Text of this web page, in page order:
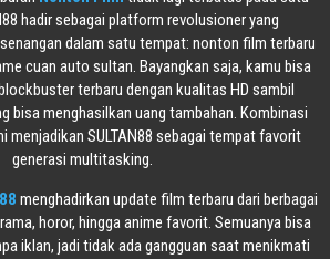
hadir sebagai platform revolusioner yang
dalam satu tempat: nonton film terbaru
cuan auto sultan. Bayangkan saja, kamu bisa
terbaru dengan kualitas HD sambil
bisa menghasilkan uang tambahan. Kombinasi
menjadikan SULTAN88 sebagai tempat favorit
generasi multitasking.
menghadirkan update film terbaru dari berbagai
horor, hingga anime favorit. Semuanya bisa
iklan, jadi tidak ada gangguan saat menikmati